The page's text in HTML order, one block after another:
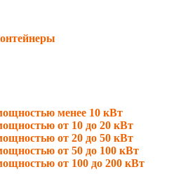
менее 10 кВт
от 10 до 20 кВт
от 20 до 50 кВт
от 50 до 100 кВт
от 100 до 200 кВт